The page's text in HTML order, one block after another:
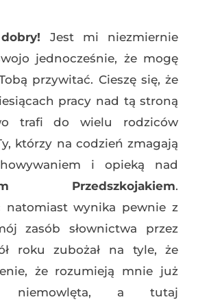
Jest mi niezmiernie
jednocześnie, że mogę
przywitać. Cieszę się, że
pracy nad tą stroną
trafi do wielu rodziców
którzy na codzień zmagają
i opieką nad
Przedszkojakiem.
natomiast wynika pewnie z
zasób słownictwa przez
roku zubożał na tyle, że
że rozumieją mnie już
niemowlęta, a tutaj